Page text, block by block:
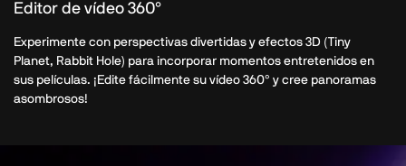
Editor de vídeo 360°
Experimente con perspectivas divertidas y efectos 3D (Tiny
Planet, Rabbit Hole) para incorporar momentos entretenidos en
sus películas. ¡Edite fácilmente su vídeo 360° y cree panoramas
asombrosos!